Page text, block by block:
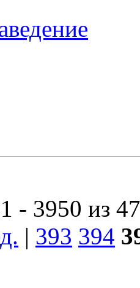
- 3950 из
| 393 394